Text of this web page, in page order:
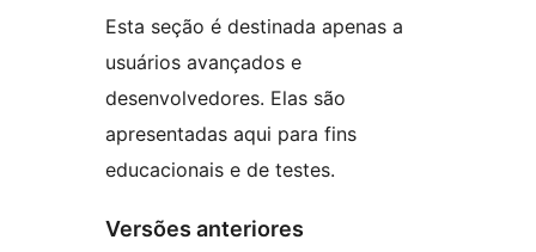
Esta seção é destinada apenas a
usuários avançados e
desenvolvedores. Elas são
apresentadas aqui para fins
educacionais e de testes.
Versões anteriores